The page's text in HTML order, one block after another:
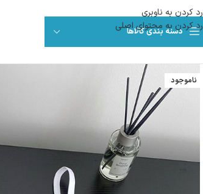
رد کردن به ناوبری
رد کردن به محتوای اصلی
دسته بندی کالاها
ناموجود